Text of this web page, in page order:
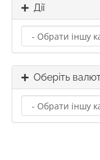
Дії
Оберіть